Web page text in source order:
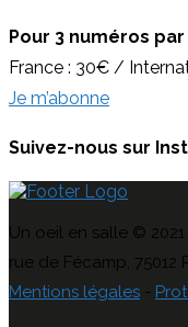
Pour 3 numéros par
France : 30€ /
Je m’abonne
Suivez-nous sur
Un oeil en salle ©
rue de Fécamp, 75012
Mentions légales -